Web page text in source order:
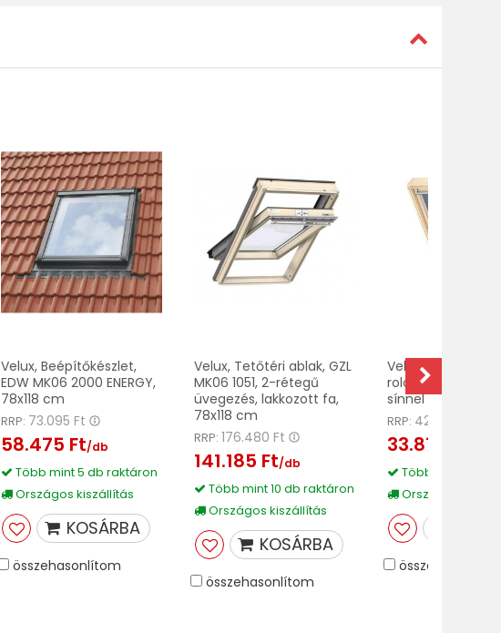
Velux, Beépítőkészlet,
EDW MK06 2000 ENERGY,
78x118 cm
RRP: 73.095 Ft
58.475 Ft/db
Több mint 5 db raktáron
Országos kiszállítás
KOSÁRBA
összehasonlítom
Velux, Tetőtéri ablak, GZL
MK06 1051, 2-rétegű
üvegezés, lakkozott fa,
78x118 cm
RRP: 176.480 Ft
141.185 Ft/db
Több mint 10 db raktáron
Országos kiszállítás
KOSÁRBA
összehasonlítom
Velux, Belső
roló, DKL MK06
sínnel
RRP: 42.340 Ft
33.870 Ft
Több mint 10 db
Országos